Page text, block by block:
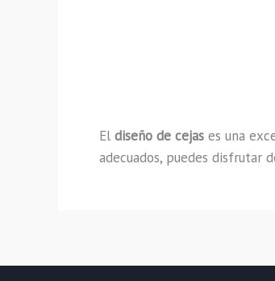
El diseño de cejas es una
adecuados, puedes disfrutar